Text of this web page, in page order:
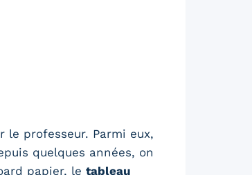
professeur. Parmi eux,
quelques années, on
papier, le tableau